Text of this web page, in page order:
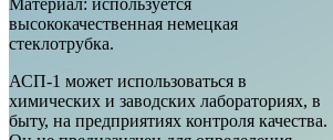
высококачественная немецкая
стеклотрубка.
АСП-1 может использоваться в
химических и заводских лабораториях, в
быту, на предприятиях контроля качества.